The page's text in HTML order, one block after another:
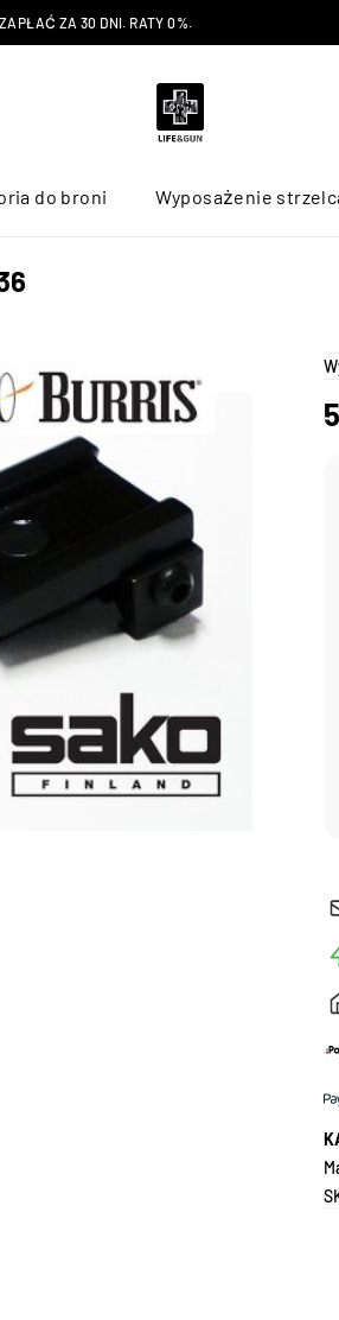
ZA 30 DNI. RATY 0%.
do broni Wyposażenie